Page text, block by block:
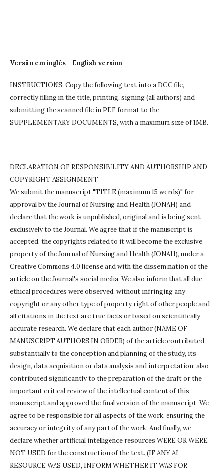
Versão em inglês - English version
INSTRUCTIONS: Copy the following text into a DOC file,
correctly filling in the title, printing, signing (all authors) and
submitting the scanned file in PDF format to the
SUPPLEMENTARY DOCUMENTS, with a maximum size of 1MB.
DECLARATION OF RESPONSIBILITY AND AUTHORSHIP AND
COPYRIGHT ASSIGNMENT
We submit the manuscript "TITLE (maximum 15 words)" for
approval by the Journal of Nursing and Health (JONAH) and
declare that the work is unpublished, original and is being sent
exclusively to the Journal. We agree that if the manuscript is
accepted, the copyrights related to it will become the exclusive
property of the Journal of Nursing and Health (JONAH), under a
Creative Commons 4.0 license and with the dissemination of the
article on the Journal's social media. We also inform that all due
ethical procedures were observed, without infringing any
copyright or any other type of property right of other people and
all citations in the text are true facts or based on scientifically
accurate research. We declare that each author (NAME OF
MANUSCRIPT AUTHORS IN ORDER) of the article contributed
substantially to the conception and planning of the study, its
design, data acquisition or data analysis and interpretation; also
contributed significantly to the preparation of the draft or the
important critical review of the intellectual content of this
manuscript and approved the final version of the manuscript. We
agree to be responsible for all aspects of the work, ensuring the
accuracy or integrity of any part of the work. And finally, we
declare whether artificial intelligence resources WERE OR WERE
NOT USED for the construction of the text. (IF ANY AI
RESOURCE WAS USED, INFORM WHETHER IT WAS FOR